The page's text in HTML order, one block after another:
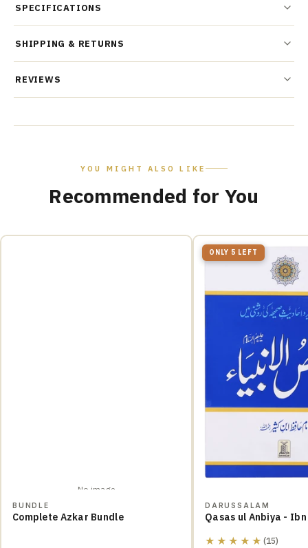
SPECIFICATIONS
SHIPPING & RETURNS
REVIEWS
YOU MIGHT ALSO LIKE
Recommended for You
No image
BUNDLE
Complete Azkar Bundle
ONLY 5 LEFT
DARUSSALAM
Qasas ul Anbiya -
★★★★★ (15)